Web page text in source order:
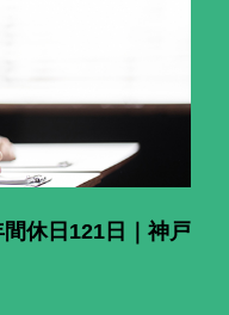
休日121日｜神戸